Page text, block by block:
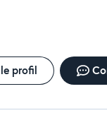
profil